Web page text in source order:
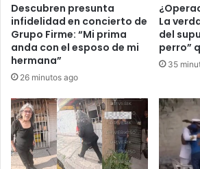
Descubren presunta
infidelidad en concierto de
Grupo Firme: “Mi prima
anda con el esposo de mi
hermana”
26 minutos ago
La
del
perro”
35